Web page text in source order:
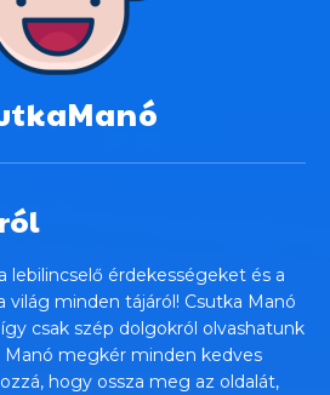
lebilincselő érdekességeket és a
világ minden tájáról! Csutka Manó
csak szép dolgokról olvashatunk
Manó megkér minden kedves
hogy ossza meg az oldalát,